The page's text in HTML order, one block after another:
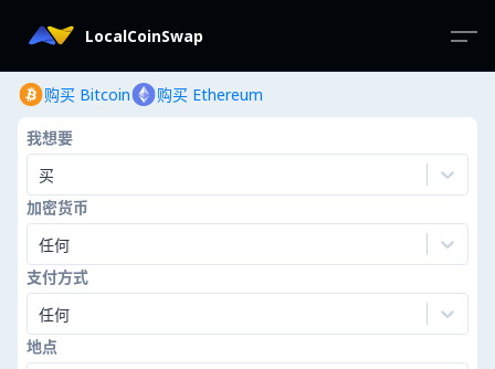
LocalCoinSwap
购买 Bitcoin 购买 Ethereum
我想要
买
加密货币
任何
支付方式
任何
地点